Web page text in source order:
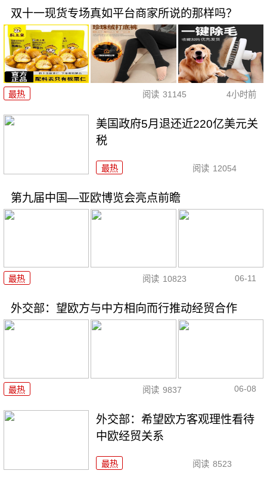
双十一现货专场真如平台商家所说的那样吗？
最热 阅读 31145 4小时前
美国政府5月退还近220亿美元关
税
最热 阅读 12054
第九届中国—亚欧博览会亮点前瞻
最热 阅读 10823 06-11
外交部：望欧方与中方相向而行推动经贸合作
最热 阅读 9837 06-08
外交部：希望欧方客观理性看待
中欧经贸关系
最热 阅读 8523